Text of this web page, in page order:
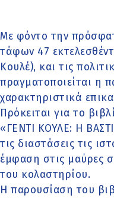
Με φόντο την
τάφων 47
Κουλέ), και τις
πραγματοποιείται η
χαρακτηριστικά
Πρόκειται για το
«ΓΕΝΤΙ ΚΟΥΛΕ: Η
τις διαστάσεις τις
έμφαση στις μαύρες
του κολαστηρίου.
Η παρουσίαση του